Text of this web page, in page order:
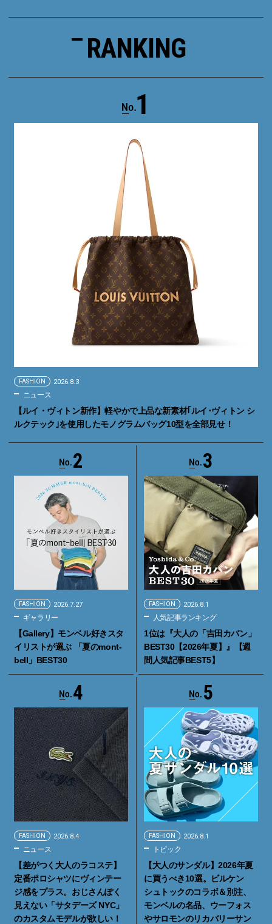
RANKING
1
FASHION 2026.8.3
ニュース
【ルイ・ヴィトン新作】軽やかで上品な新素材｢ルイ･ヴィトン シ
ルクテック｣を使用したモノグラムバッグ10型を全部見せ！
2
FASHION 2026.7.27
ギャラリー
【Gallery】モンベル好きスタ
イリストが選ぶ 「夏のmont-
bell」BEST30
3
FASHION 2026.8.1
人気記事ランキング
1位は『大人の「吉田カバン」
BEST30【2026年夏】』【週
間人気記事BEST5】
4
FASHION 2026.8.4
ニュース
【差がつく大人のラコステ】
定番ポロシャツにヴィンテー
ジ感をプラス。おじさんぽく
見えない「サタデーズ NYC」
のカスタムモデルが欲しい！
5
FASHION 2026.8.1
トピック
【大人のサンダル】2026年夏
に買うべき10選。ビルケン
シュトックのコラボ＆別注、
モンベルの名品、ウーフォス
やサロモンのリカバリーサン